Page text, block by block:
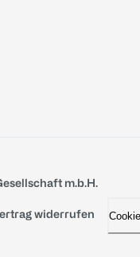
m.b.H.
widerrufen